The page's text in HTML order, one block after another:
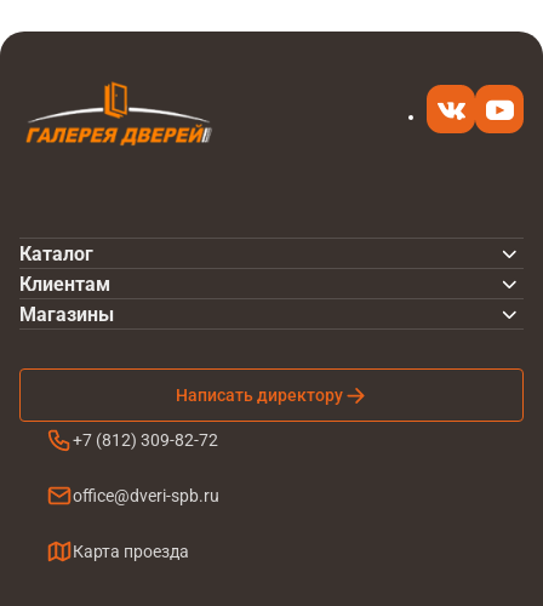
Каталог
Клиентам
Написать директору
+7 (812) 309-82-72
office@dveri-spb.ru
Карта проезда
Магазины